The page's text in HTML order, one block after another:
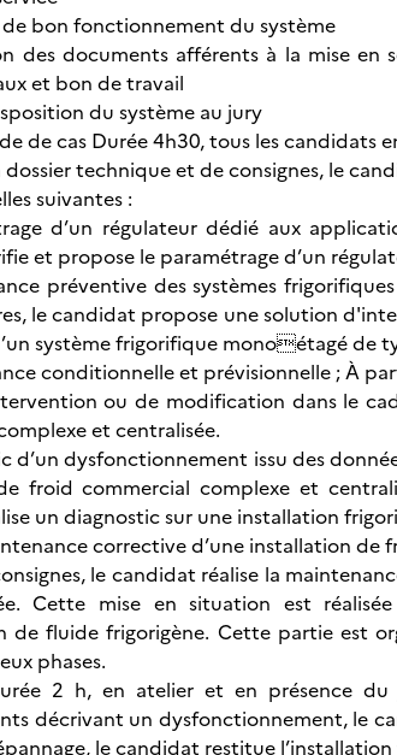
bon fonctionnement du système
des documents afférents à la mise en
et bon de travail
du système au jury
de cas Durée 4h30, tous les candidats
dossier technique et de consignes, le
suivantes :
d’un régulateur dédié aux
et propose le paramétrage d’un
préventive des systèmes
le candidat propose une solution
système frigorifique monoétagé de
conditionnelle et prévisionnelle ; À
ou de modification dans le
et centralisée.
d’un dysfonctionnement issu des
froid commercial complexe et
un diagnostic sur une installation
corrective d’une installation
le candidat réalise la
Cette mise en situation est
de fluide frigorigène. Cette partie est
phases.
2 h, en atelier et en présence
décrivant un dysfonctionnement, le
le candidat restitue